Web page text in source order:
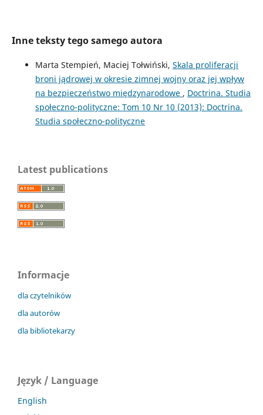
Inne teksty tego samego autora
Marta Stempień, Maciej Tołwiński, Skala proliferacji
broni jądrowej w okresie zimnej wojny oraz jej wpływ
na bezpieczeństwo międzynarodowe , Doctrina. Studia
społeczno-polityczne: Tom 10 Nr 10 (2013): Doctrina.
Studia społeczno-polityczne
Latest publications
Informacje
dla czytelników
dla autorów
dla bibliotekarzy
Język / Language
English